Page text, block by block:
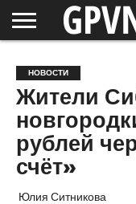
ОБЛАСТЬ
НОВОСТИ
СОСЕДЕЙ
РОССИЯ
/ МИР
СПЕЦПРОЕКТЫ
БЛОГ
СТАТЬИ
ФОТОРЕПОРТАЖИ
ИНТЕРВЬЮ
ОБЪЕКТЫ
ПОДБОРКИ
НОВОСТИ
Жители
рублей
счёт»
Юлия Ситникова